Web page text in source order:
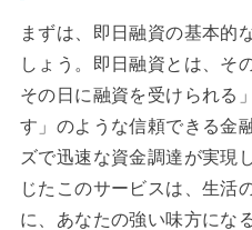
まずは、即日融資の基本的
しょう。即日融資とは、そ
その日に融資を受けられる
す」のような信頼できる金
ズで迅速な資金調達が実現
じたこのサービスは、生活
に、あなたの強い味方にな